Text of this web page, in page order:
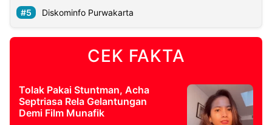
Diskominfo Purwakarta
CEK FAKTA
Tolak Pakai Stuntman, Acha
Septriasa Rela Gelantungan
Demi Film Munafik